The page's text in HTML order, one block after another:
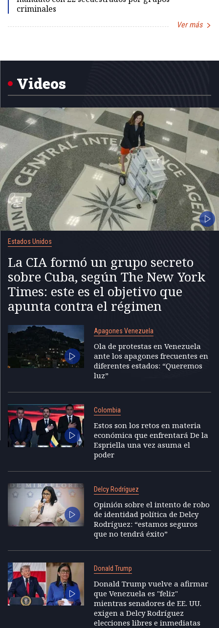
criminales
Ver más
5
Videos
Estados Unidos
La CIA formó un grupo secreto
sobre Cuba, según The New York
Times: este es el objetivo que
apunta contra el régimen
Apagones Venezuela
Ola de protestas en Venezuela
ante los apagones frecuentes en
diferentes estados: “Queremos
luz”
Colombia
Estos son los retos en materia
económica que enfrentará De la
Espriella una vez asuma el
poder
Delcy Rodríguez
Opinión sobre el intento de robo
de identidad política de Delcy
Rodríguez: “estamos seguros
que no tendrá éxito”
Donald Trump
Donald Trump vuelve a afirmar
que Venezuela es "feliz"
mientras senadores de EE. UU.
exigen a Delcy Rodríguez
elecciones libres e inmediatas